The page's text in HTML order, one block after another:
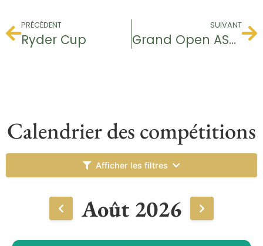
PRÉCÉDENT
Ryder Cup
SUIVANT
Grand Open ASGS
Calendrier des compétitions
Afficher les filtres
Août 2026